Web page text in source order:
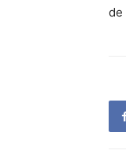
de